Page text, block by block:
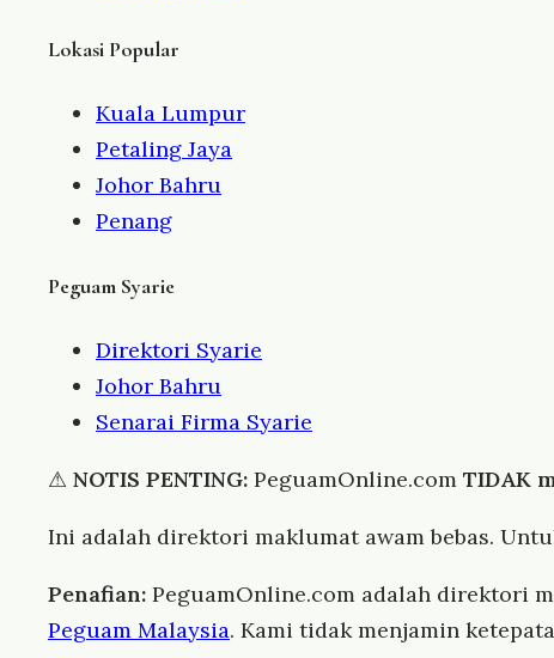
Lokasi Popular
Kuala Lumpur
Petaling Jaya
Johor Bahru
Penang
Peguam Syarie
Direktori Syarie
Johor Bahru
Senarai Firma Syarie
⚠ NOTIS PENTING: PeguamOnline.com TIDAK
Ini adalah direktori maklumat awam bebas.
Penafian: PeguamOnline.com adalah direktori
Peguam Malaysia. Kami tidak menjamin